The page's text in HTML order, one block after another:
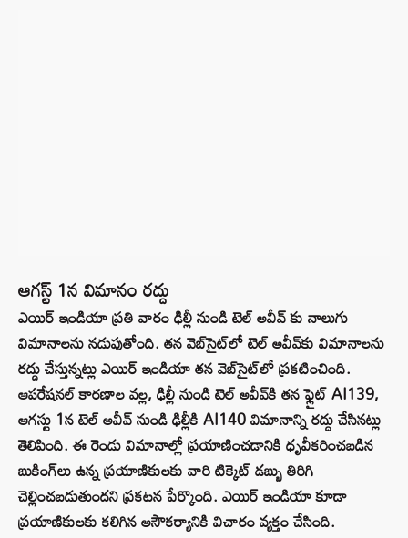
ఆగస్ట్ 1న విమానం రద్దు
ఎయిర్ ఇండియా ప్రతి వారం ఢిల్లీ నుండి టెల్ అవీవ్ కు నాలుగు
విమానాలను నడుపుతోంది. తన వెబ్‌సైట్‌లో టెల్ అవీవ్‌కు విమానాలను
రద్దు చేస్తున్నట్లు ఎయిర్ ఇండియా తన వెబ్‌సైట్‌లో ప్రకటించింది.
ఆపరేషనల్ కారణాల వల్ల, ఢిల్లీ నుండి టెల్ అవీవ్‌కి తన ఫ్లైట్ AI139,
ఆగస్టు 1న టెల్ అవీవ్ నుండి ఢిల్లీకి AI140 విమానాన్ని రద్దు చేసినట్లు
తెలిపింది. ఈ రెండు విమానాల్లో ప్రయాణించడానికి ధృవీకరించబడిన
బుకింగ్‌లు ఉన్న ప్రయాణికులకు వారి టిక్కెట్ డబ్బు తిరిగి
చెల్లించబడుతుందని ప్రకటన పేర్కొంది. ఎయిర్ ఇండియా కూడా
ప్రయాణికులకు కలిగిన అసౌకర్యానికి విచారం వ్యక్తం చేసింది.